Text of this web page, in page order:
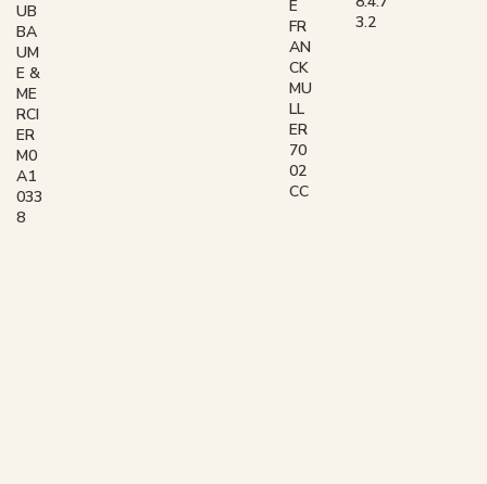
UB
BA
UM
E &
ME
RCI
ER
M0
A1
033
8
E
FR
AN
CK
MU
LL
ER
70
02
CC
3.2